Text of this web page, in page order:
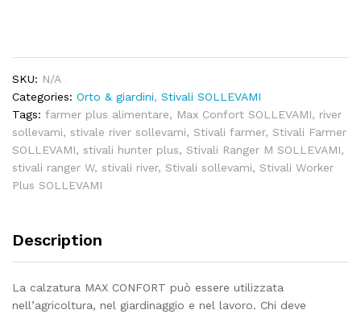
SKU: N/A
Categories: Orto & giardini, Stivali SOLLEVAMI
Tags: farmer plus alimentare, Max Confort SOLLEVAMI, river
sollevami, stivale river sollevami, Stivali farmer, Stivali Farmer
SOLLEVAMI, stivali hunter plus, Stivali Ranger M SOLLEVAMI,
stivali ranger W, stivali river, Stivali sollevami, Stivali Worker
Plus SOLLEVAMI
Description
La calzatura MAX CONFORT può essere utilizzata
nell’agricoltura, nel giardinaggio e nel lavoro. Chi deve